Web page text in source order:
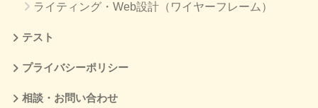
ライティング・Web設計（ワイヤーフレーム）
テスト
プライバシーポリシー
相談・お問い合わせ